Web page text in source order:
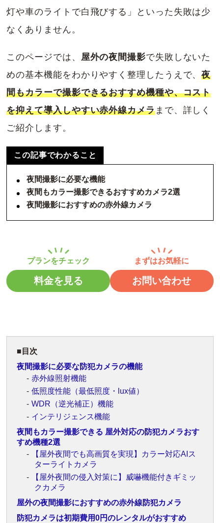
灯や車のライトで白飛びする」といった失敗は少
なくありません。
このページでは、 屋外の夜間撮影で失敗しないた
めの基本機能をわかりやすく整理したうえで、夜
間もカラーで撮影できるおすすめ機種や、コスト
を抑えて導入しやすい赤外線カメラまで、詳しく
ご紹介します。
この記事でわかること
夜間撮影に必要な機能
夜間もカラー撮影できるおすすめカメラ2選
夜間撮影におすすめの赤外線カメラ
料金を見る お問い合わせ
目次
夜間撮影に必要な防犯カメラの機能
赤外線照射機能
低照度性能（最低照度・lux値）
WDR（逆光補正）機能
インテリジェンス機能
夜間もカラー撮影できる 屋外対応の防犯カメラおす
すめ機種2選
【屋外夜間でも高画質を実現】カラー対応AIス
ターライトカメラ
【屋外夜間の侵入対策に】威嚇機能付きギミッ
クカメラ
屋外の夜間撮影におすすめの赤外線防犯カメラ
防犯カメラは初期費用0円のレンタルがおすすめ